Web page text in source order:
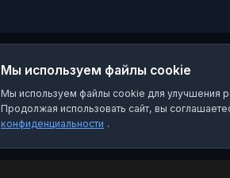
Мы используем файлы cookie
Мы используем файлы cookie для улучшения
Продолжая использовать сайт, вы
конфиденциальности .